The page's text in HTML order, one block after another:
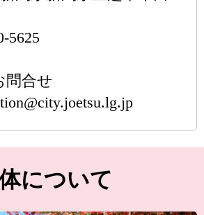
5625
問合せ
について